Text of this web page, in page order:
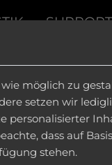
möglich zu
setzen wir
personalisierter
dass auf
stehen.